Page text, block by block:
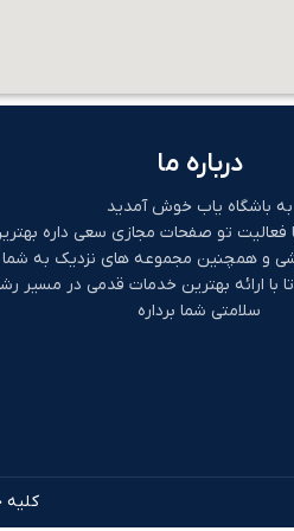
درباره ما
به باشگاه یاب خوش آمدید
فعالیت تو صفحات مجازی سعی داره
و همچنین مجموعه های نزدیک به شما
با ارائه بهترین خدمات قدمی در مسیر
سلامتی شما برداره
کلیه